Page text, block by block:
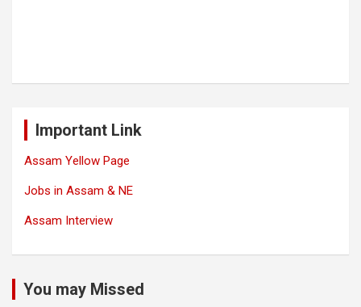
Important Link
Assam Yellow Page
Jobs in Assam & NE
Assam Interview
You may Missed